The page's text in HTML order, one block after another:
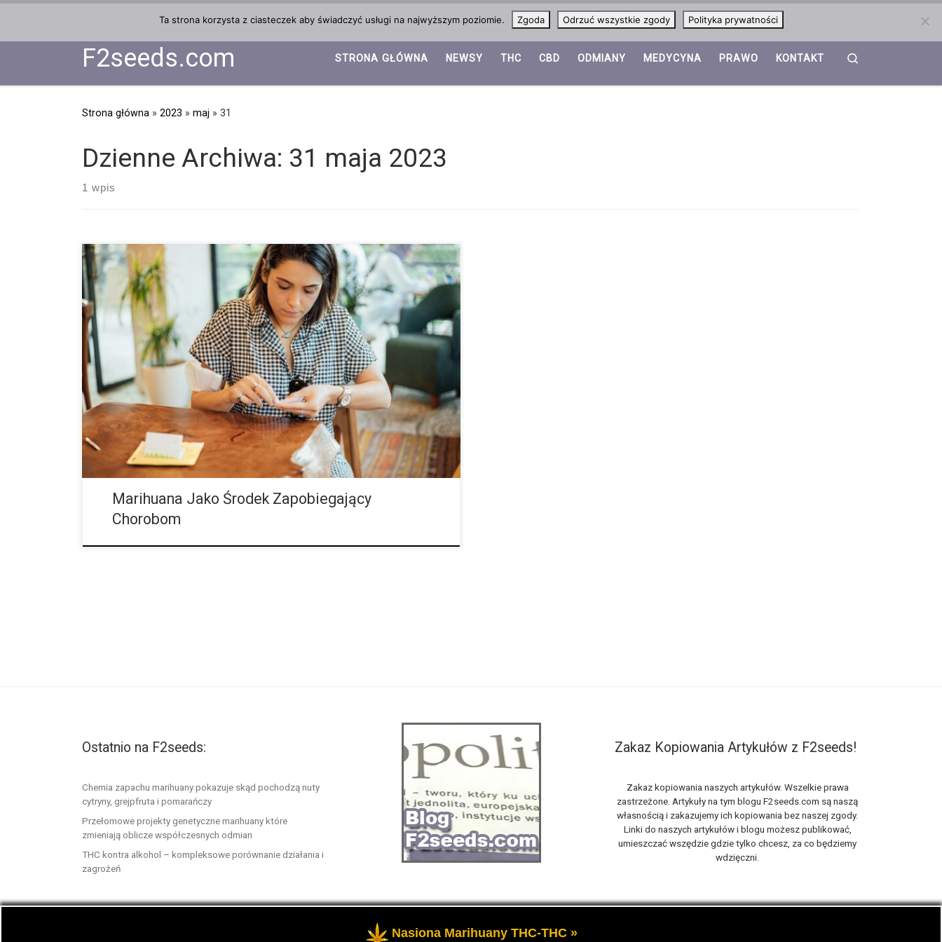
F2seeds.com STRONA GŁÓWNA NEWSY THC CBD ODMIANY MEDYCYNA PRAWO KONTAKT
Strona główna » 2023 » maj » 31
Dzienne Archiwa: 31 maja 2023
1 wpis
Układ endokannabinoidowy reguluje prawie każdy proces biologiczny w naszym ciele
i ewoluował nie tylko po to, by przywrócić równowagę homeostatyczną naszego
organizmu, gdy jest on wyniszczony przez chorobę, ale przede wszystkim po to, by
zapobiegać rozwojowi stanów chorobowych. Dr Robert Melamede w swoim
przełomowym artykule „Redukcja szkód – paradoks konopi” zaproponował, że
„homeostatyczne działanie kannabinoidów na tak wiele struktur i procesów
fizjologicznych jest podstawą hipotezy, że układ endokannabinoidowy jest niczym
[…]
Marihuana Jako Środek Zapobiegający
Chorobom
Ostatnio na F2seeds:
Chemia zapachu marihuany pokazuje skąd pochodzą nuty
cytryny, grejpfruta i pomarańczy
Przełomowe projekty genetyczne marihuany które
zmieniają oblicze współczesnych odmian
THC kontra alkohol – kompleksowe porównanie działania i
zagrożeń
Zakaz Kopiowania Artykułów z F2seeds!
Zakaz kopiowania naszych artykułów. Wszelkie prawa
zastrzeżone. Artykuły na tym blogu F2seeds.com są naszą
własnością i zakazujemy ich kopiowania bez naszej zgody.
Linki do naszych artykułów i blogu możesz publikować,
umieszczać wszędzie gdzie tylko chcesz, za co będziemy
wdzięczni.
Ta strona korzysta z ciasteczek aby świadczyć usługi na najwyższym poziomie. Zgoda Odrzuć wszystkie zgody Polityka prywatności
Nasiona Marihuany THC-THC »